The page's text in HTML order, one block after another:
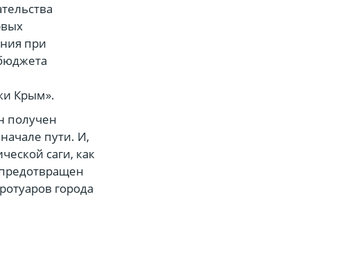
при
Крым».
получен
пути. И,
саги, как
города